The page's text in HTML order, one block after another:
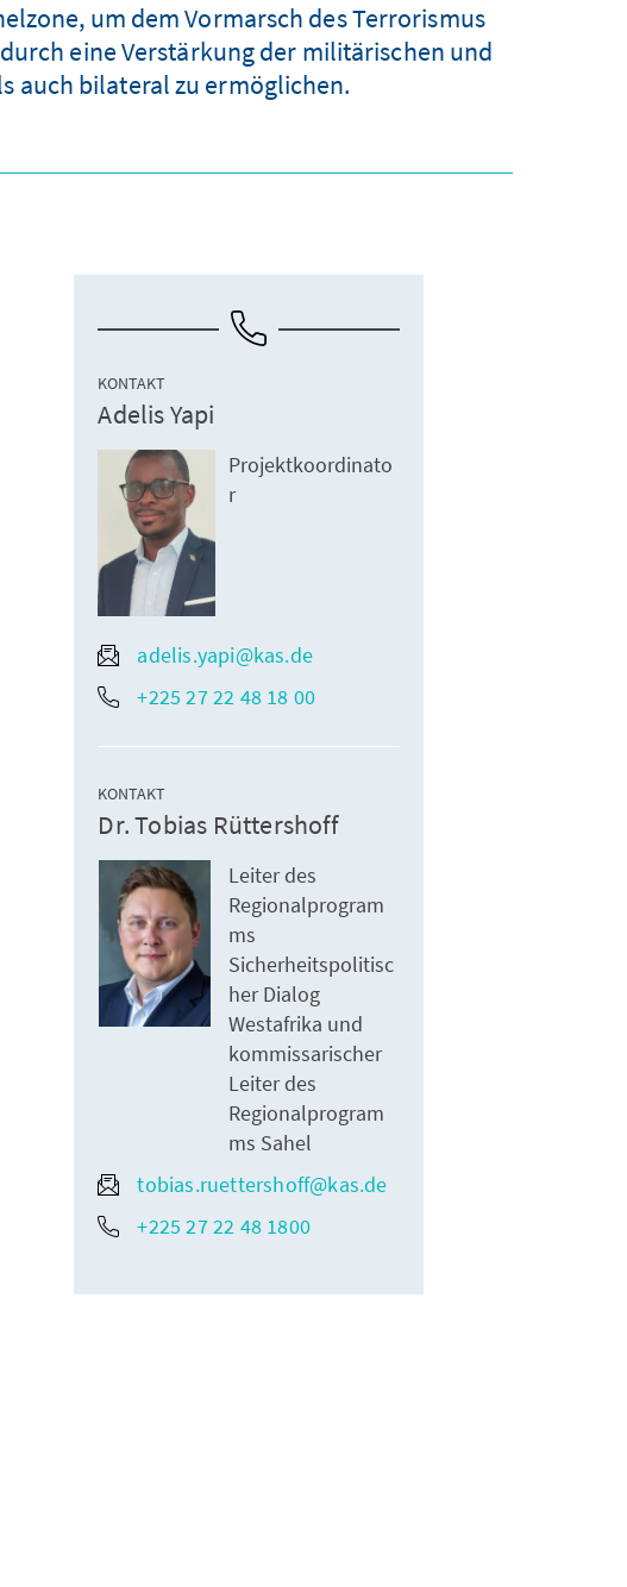
um dem Vormarsch des Terrorismus
eine Verstärkung der militärischen und
auch bilateral zu ermöglichen.
KONTAKT
Adelis Yapi
Projektkoordinato
r
adelis.yapi@kas.de
+225 27 22 48 18 00
KONTAKT
Dr. Tobias Rüttershoff
Leiter des
Regionalprogram
ms
Sicherheitspolitisc
her Dialog
Westafrika und
kommissarischer
Leiter des
Regionalprogram
ms Sahel
tobias.ruettershoff@kas.de
+225 27 22 48 1800